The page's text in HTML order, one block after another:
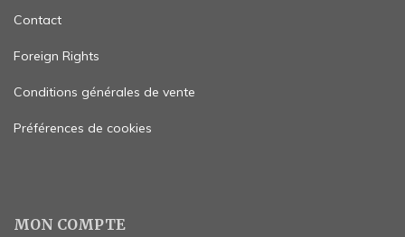
Contact
Foreign Rights
Conditions générales de vente
Préférences de cookies
MON COMPTE